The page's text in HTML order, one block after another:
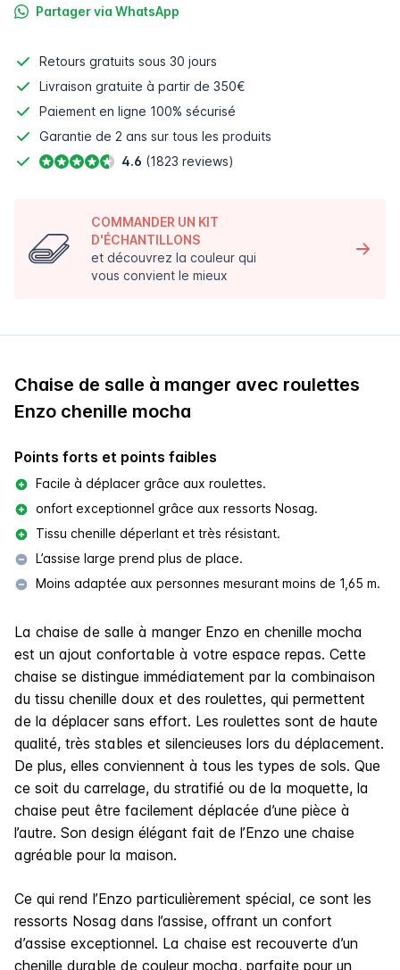
Partager via WhatsApp
Retours gratuits sous 30 jours
Livraison gratuite à partir de 350€
Paiement en ligne 100% sécurisé
Garantie de 2 ans sur tous les produits
4.6 (1823 reviews)
COMMANDER UN KIT
D'ÉCHANTILLONS
et découvrez la couleur qui
vous convient le mieux
Chaise de salle à manger avec roulettes
Enzo chenille mocha
Points forts et points faibles
Facile à déplacer grâce aux roulettes.
onfort exceptionnel grâce aux ressorts Nosag.
Tissu chenille déperlant et très résistant.
L’assise large prend plus de place.
Moins adaptée aux personnes mesurant moins de 1,65 m.
La chaise de salle à manger Enzo en chenille mocha
est un ajout confortable à votre espace repas. Cette
chaise se distingue immédiatement par la combinaison
du tissu chenille doux et des roulettes, qui permettent
de la déplacer sans effort. Les roulettes sont de haute
qualité, très stables et silencieuses lors du déplacement.
De plus, elles conviennent à tous les types de sols. Que
ce soit du carrelage, du stratifié ou de la moquette, la
chaise peut être facilement déplacée d’une pièce à
l’autre. Son design élégant fait de l’Enzo une chaise
agréable pour la maison.
Ce qui rend l’Enzo particulièrement spécial, ce sont les
ressorts Nosag dans l’assise, offrant un confort
d’assise exceptionnel. La chaise est recouverte d’un
chenille durable de couleur mocha, parfaite pour un